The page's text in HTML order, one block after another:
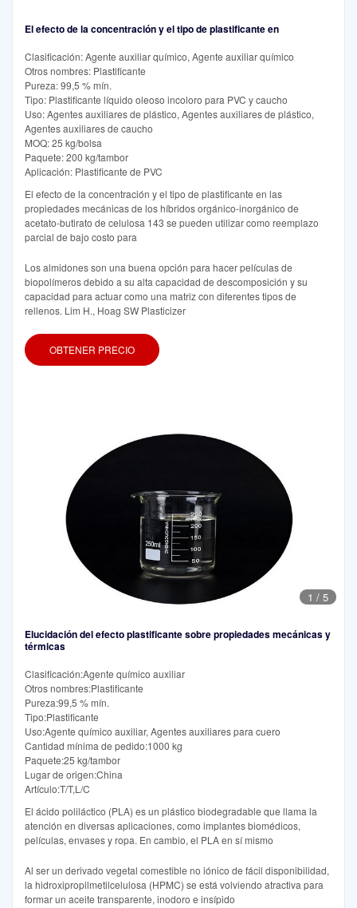
El efecto de la concentración y el tipo de plastificante en
Clasificación: Agente auxiliar químico, Agente auxiliar químico
Otros nombres: Plastificante
Pureza: 99,5 % mín.
Tipo: Plastificante líquido oleoso incoloro para PVC y caucho
Uso: Agentes auxiliares de plástico, Agentes auxiliares de plástico,
Agentes auxiliares de caucho
MOQ: 25 kg/bolsa
Paquete: 200 kg/tambor
Aplicación: Plastificante de PVC
El efecto de la concentración y el tipo de plastificante en las
propiedades mecánicas de los híbridos orgánico-inorgánico de
acetato-butirato de celulosa 143 se pueden utilizar como reemplazo
parcial de bajo costo para
Los almidones son una buena opción para hacer películas de
biopolímeros debido a su alta capacidad de descomposición y su
capacidad para actuar como una matriz con diferentes tipos de
rellenos. Lim H., Hoag SW Plasticizer
OBTENER PRECIO
1 / 5
Elucidación del efecto plastificante sobre propiedades mecánicas y
térmicas
Clasificación:Agente químico auxiliar
Otros nombres:Plastificante
Pureza:99,5 % mín.
Tipo:Plastificante
Uso:Agente químico auxiliar, Agentes auxiliares para cuero
Cantidad mínima de pedido:1000 kg
Paquete:25 kg/tambor
Lugar de origen:China
Artículo:T/T,L/C
El ácido poliláctico (PLA) es un plástico biodegradable que llama la
atención en diversas aplicaciones, como implantes biomédicos,
películas, envases y ropa. En cambio, el PLA en sí mismo
Al ser un derivado vegetal comestible no iónico de fácil disponibilidad,
la hidroxipropilmetilcelulosa (HPMC) se está volviendo atractiva para
formar un aceite transparente, inodoro e insípido